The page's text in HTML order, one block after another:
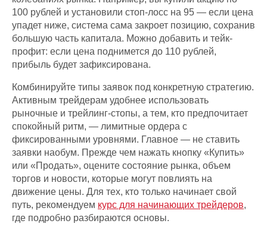
100 рублей и установили стоп-лосс на 95 — если цена
упадет ниже, система сама закроет позицию, сохранив
большую часть капитала. Можно добавить и тейк-
профит: если цена поднимется до 110 рублей,
прибыль будет зафиксирована.
Комбинируйте типы заявок под конкретную стратегию.
Активным трейдерам удобнее использовать
рыночные и трейлинг-стопы, а тем, кто предпочитает
спокойный ритм, — лимитные ордера с
фиксированными уровнями. Главное — не ставить
заявки наобум. Прежде чем нажать кнопку «Купить»
или «Продать», оцените состояние рынка, объем
торгов и новости, которые могут повлиять на
движение цены. Для тех, кто только начинает свой
путь, рекомендуем курс для начинающих трейдеров,
где подробно разбираются основы.